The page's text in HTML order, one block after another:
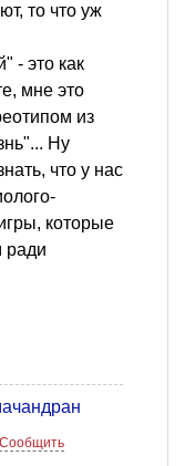
то что уж
- это как
мне это
из
Ну
что у нас
которые
ради
Сообщить